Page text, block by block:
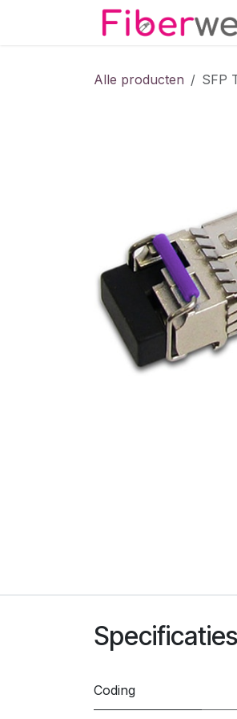
Overslaan naar inhoud
Alle producten SFP
Specificaties
Coding